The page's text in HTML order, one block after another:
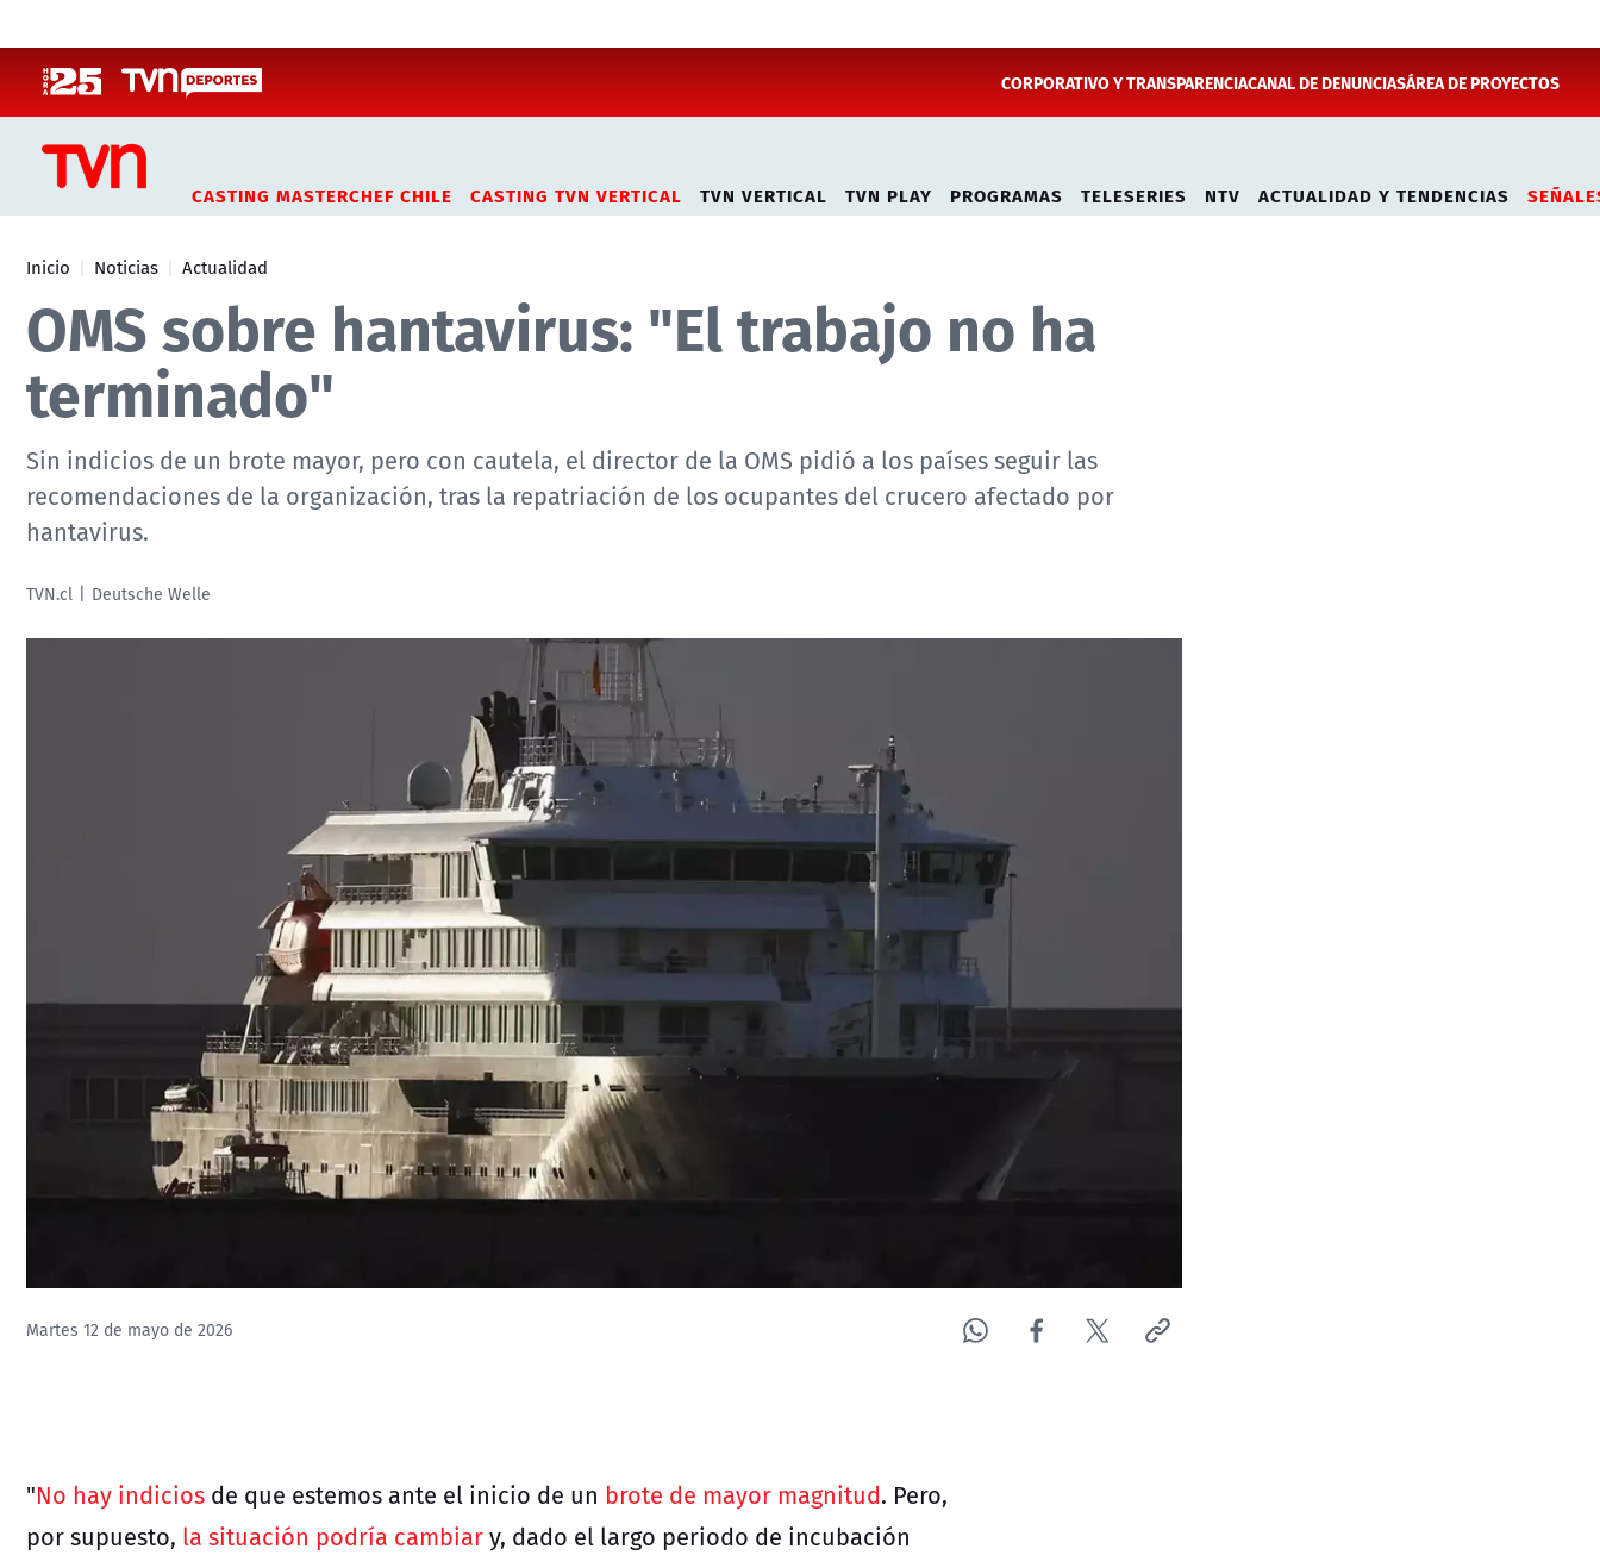
CORPORATIVO Y TRANSPARENCIACANAL DE DENUNCIASÁREA DE PROYECTOS
CASTING MASTERCHEF CHILE CASTING TVN VERTICAL TVN VERTICAL TVN PLAY PROGRAMAS TELESERIES NTV ACTUALIDAD Y TENDENCIAS
Inicio Noticias Actualidad
OMS sobre hantavirus: "El trabajo no ha
terminado"
Sin indicios de un brote mayor, pero con cautela, el director de la OMS pidió a los países seguir las
recomendaciones de la organización, tras la repatriación de los ocupantes del crucero afectado por
hantavirus.
TVN.cl Deutsche Welle
Martes 12 de mayo de 2026
"No hay indicios de que estemos ante el inicio de un brote de mayor magnitud. Pero,
por supuesto, la situación podría cambiary, dado el largo periodo de incubación